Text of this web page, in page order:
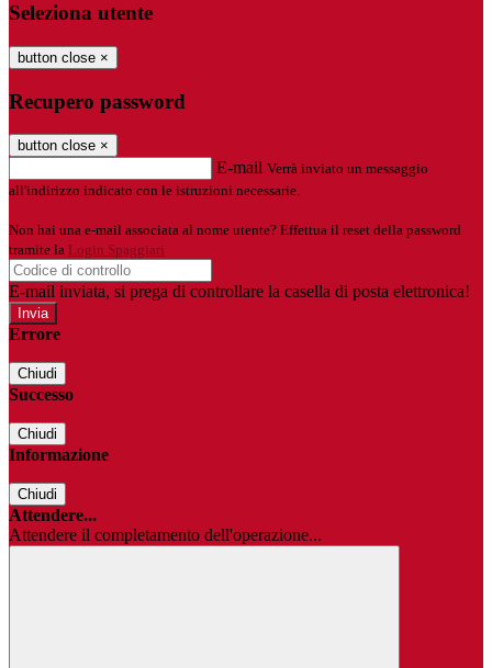
Seleziona utente
button close ×
Recupero password
button close ×
E-mail Verrà inviato un messaggio
all'indirizzo indicato con le istruzioni necessarie.
Non hai una e-mail associata al nome utente? Effettua il reset della password
tramite la Login Spaggiari
E-mail inviata, si prega di controllare la casella di posta elettronica!
Errore
Chiudi
Successo
Chiudi
Informazione
Chiudi
Attendere...
Attendere il completamento dell'operazione...